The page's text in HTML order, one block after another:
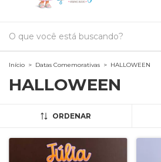
Início > Datas Comemorativas > HALLOWEEN
HALLOWEEN
ORDENAR